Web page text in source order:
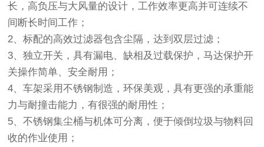
长，高负压与大风量的设计，工作效率更高并可连续不
间断长时间工作；
2、标配的高效过滤器包含尘隔，达到双层过滤 ；
3、独立开关，具有漏电、缺相及过载保护，马达保护开
关操作简单、安全耐用；
4、车架采用不锈钢制造，环保美观，具有更强的承重能
力与耐撞击能力，有很强的耐用性；
5、不锈钢集尘桶与机体可分离，便于倾倒垃圾与物料回
收的作业使用；